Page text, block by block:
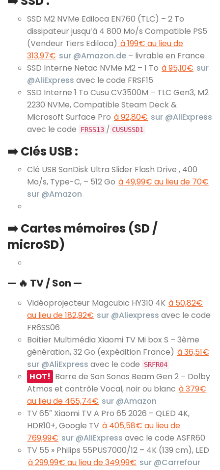
SSD M2 NVMe Ediloca EN760 (TLC) – 2 To
dissipateur jusqu’à 4 800 Mo/s Compatible PS5
(Vendeur Tiers Ediloca) à 199€ au lieu de
313,97€ sur @Amazon.de – livrable en France
SSD Interne Netac NVMe M2 – 1 To à 95,10€ sur
@AliExpress avec le code FRSF15
SSD Interne 1 To Cusu CV3500M – TLC Gen3, M2
2230 NVMe, Compatible Steam Deck &
Microsoft Surface Pro à 92,80€ sur @AliExpress
avec le code
FRSS13 / CUSUSSD1
➡️ Clés USB :
Clé USB SanDisk Ultra Slider Flash Drive , 400
Mo/s, Type-C, – 512 Go à 49,99€ au lieu de 70€
sur @Amazon
➡️ Cartes mémoires (SD /
microSD)
— 🔥 TV / Son —
Vidéoprojecteur Magcubic HY310 4K à 50,82€
au lieu de 182,92€ sur @Aliexpress avec le code
FR6SS06
Boitier Multimédia Xiaomi TV Mi box S – 3ème
génération, 32 Go (expédition France) à 36,51€
sur @AliExpress avec le code SRFR04
HOT! Barre de Son Sonos Beam Gen 2 – Dolby
Atmos et contrôle Vocal, noir ou blanc à 379€
au lieu de 465,74€ sur @Amazon
TV 65″ Xiaomi TV A Pro 65 2026 – QLED 4K,
HDR10+, Google TV à 405,58€ au lieu de
769,99€ sur @AliExpress avec le code ASFR60
TV 55 » Philips 55PUS7000/12 – 4K (139 cm), LED
à 299,99€ au lieu de 349,99€ sur @Carrefour